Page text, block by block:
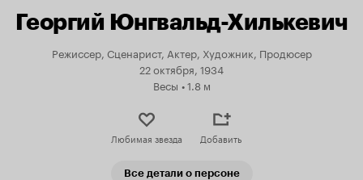
Георгий Юнгвальд-Хилькевич
Режиссер, Сценарист, Актер, Художник, Продюсер
22 октября, 1934
Весы •1.8 м
Любимая звезда Добавить
Все детали о персоне